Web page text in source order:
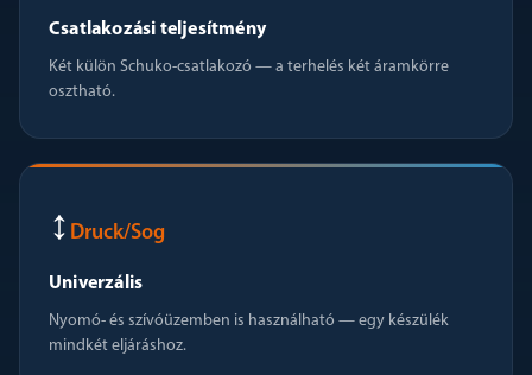
Csatlakozási teljesítmény
Két külön Schuko-csatlakozó — a terhelés két áramkörre
osztható.
↕ Druck/Sog
Univerzális
Nyomó- és szívóüzemben is használható — egy készülék
mindkét eljáráshoz.